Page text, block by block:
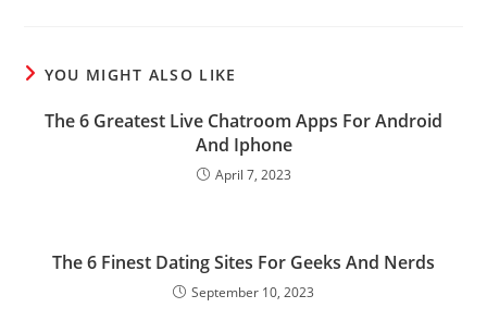
YOU MIGHT ALSO LIKE
The 6 Greatest Live Chatroom Apps For Android
And Iphone
April 7, 2023
The 6 Finest Dating Sites For Geeks And Nerds
September 10, 2023